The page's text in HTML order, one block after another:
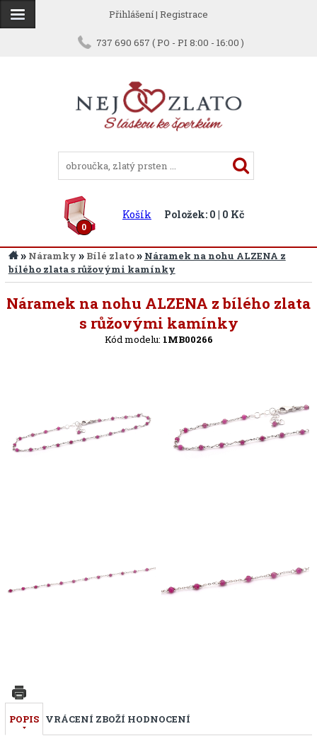
Přihlášení| Registrace
737 690 657 ( PO - PI 8:00 - 16:00 )
0
Košík Položek: 0 | 0 Kč
» Náramky » Bílé zlato» Náramek na nohu ALZENA z
bílého zlata s růžovými kamínky
Náramek na nohu ALZENA z bílého zlata
s růžovými kamínky
Kód modelu: 1MB00266
POPIS VRÁCENÍ ZBOŽÍ HODNOCENÍ